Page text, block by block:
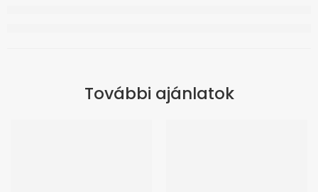
További ajánlatok